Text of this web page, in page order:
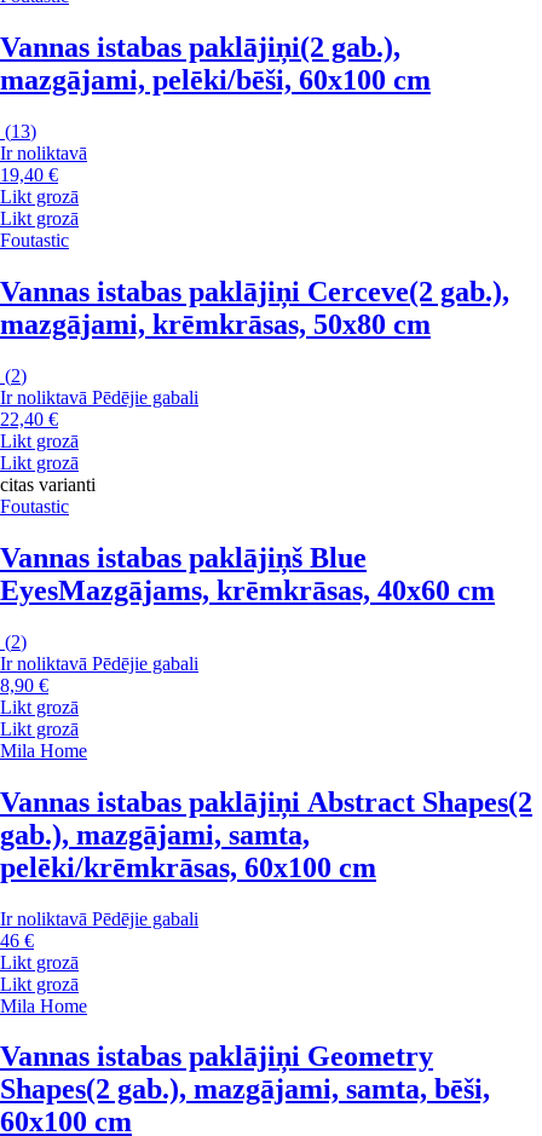
Vannas istabas paklājiņi(2 gab.),
mazgājami, pelēki/bēši, 60x100 cm
(13)
Ir noliktavā
19,40 €
Likt grozā
Likt grozā
Foutastic
Vannas istabas paklājiņi Cerceve(2 gab.),
mazgājami, krēmkrāsas, 50x80 cm
(2)
Ir noliktavā Pēdējie gabali
22,40 €
Likt grozā
Likt grozā
citas varianti
Foutastic
Vannas istabas paklājiņš Blue
EyesMazgājams, krēmkrāsas, 40x60 cm
(2)
Ir noliktavā Pēdējie gabali
8,90 €
Likt grozā
Likt grozā
Mila Home
Vannas istabas paklājiņi Abstract Shapes(2
gab.), mazgājami, samta,
pelēki/krēmkrāsas, 60x100 cm
Ir noliktavā Pēdējie gabali
46 €
Likt grozā
Likt grozā
Mila Home
Vannas istabas paklājiņi Geometry
Shapes(2 gab.), mazgājami, samta, bēši,
60x100 cm